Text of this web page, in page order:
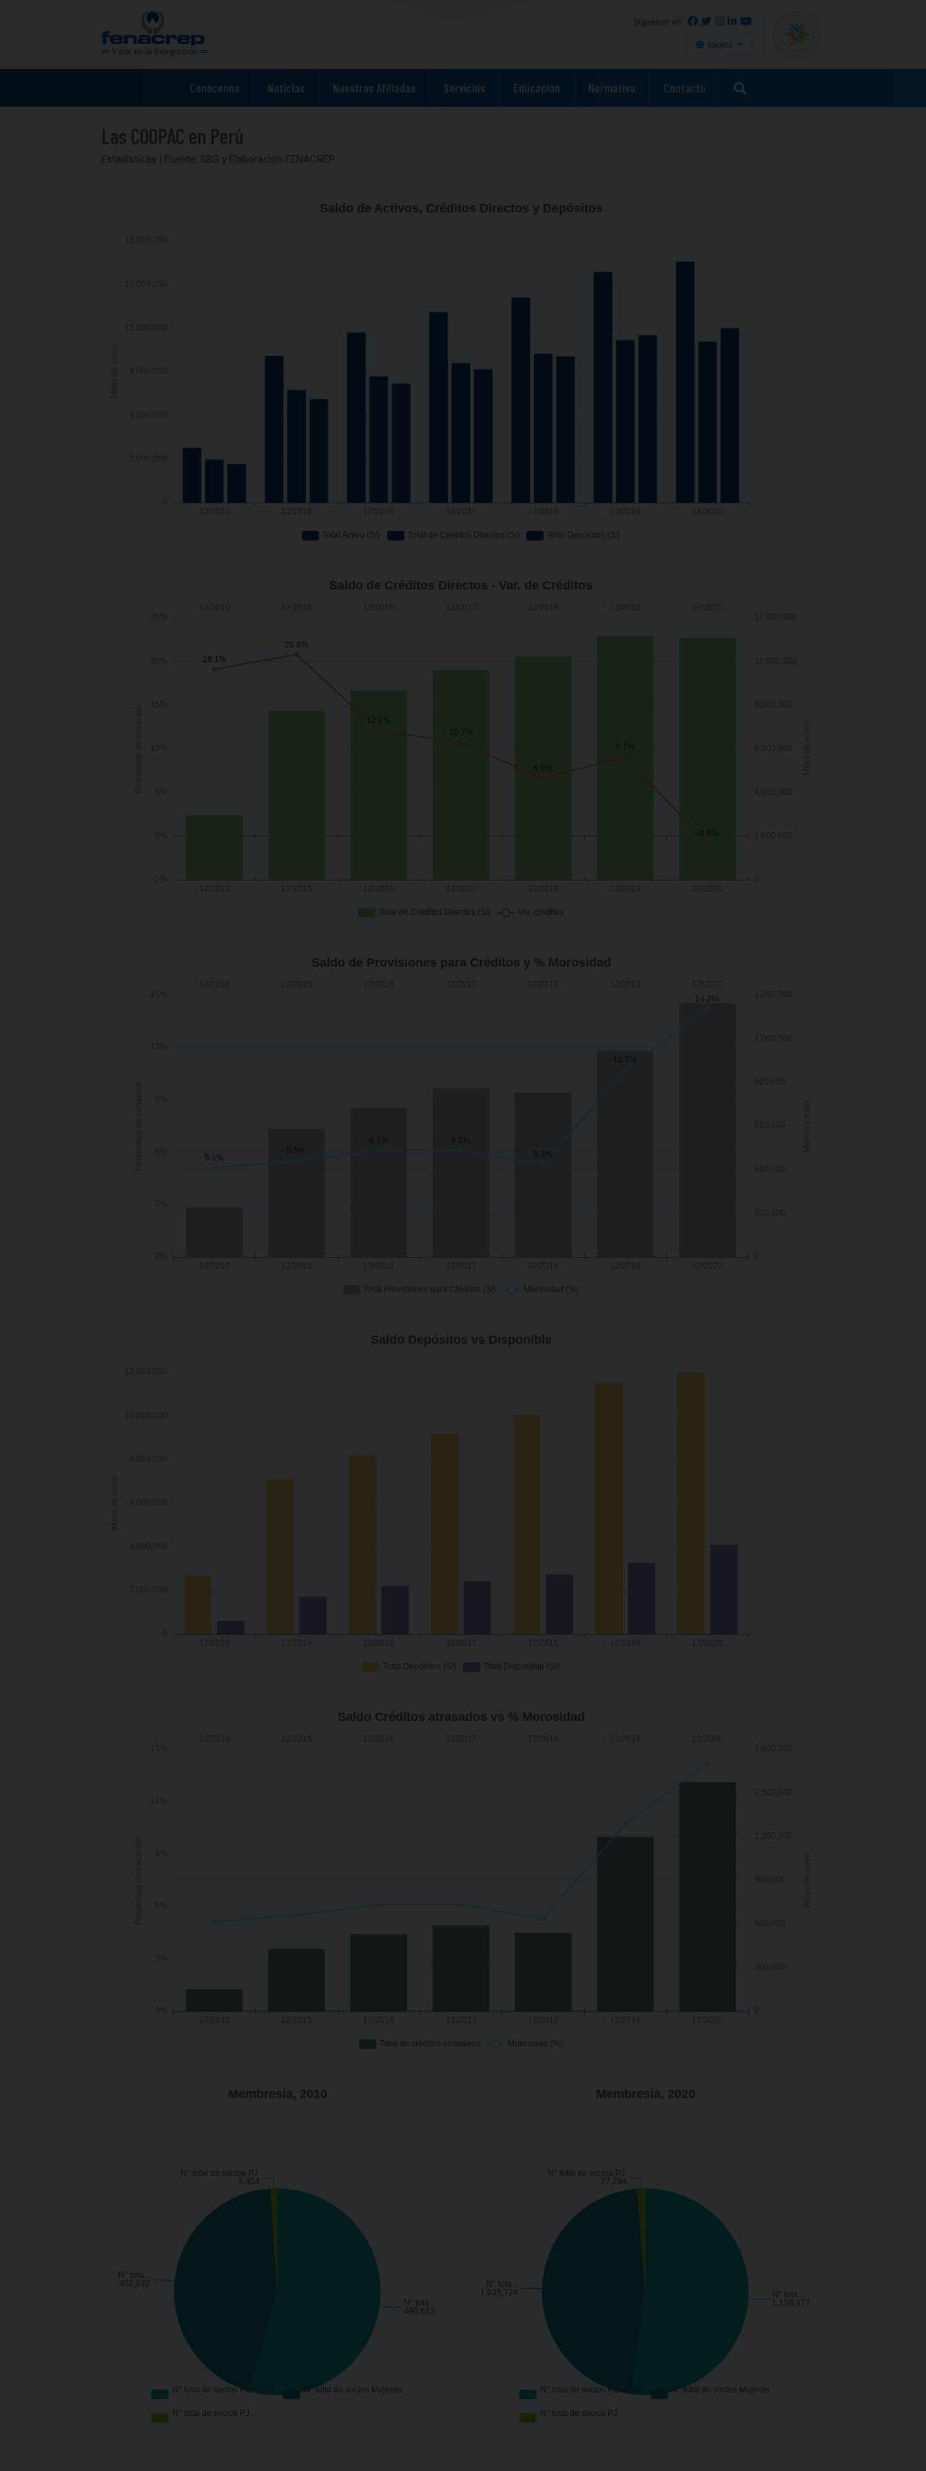
Valor en la Integración
Síguenos en
Idioma
Conócenos Noticias Nuestras Afiliadas Servicios Educación Normativa Contacto
Las COOPAC en Perú
Estadísticas | Fuente: SBS y Elaboración FENACREP